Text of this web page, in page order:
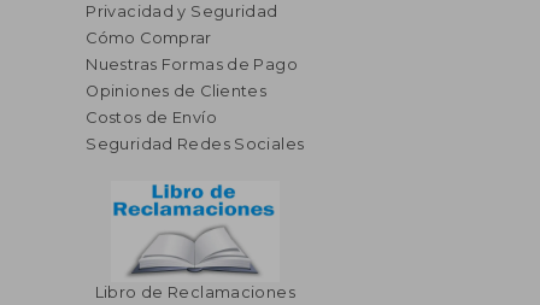
Privacidad y Seguridad
Cómo Comprar
Nuestras Formas de Pago
Opiniones de Clientes
Costos de Envío
Seguridad Redes Sociales
Libro de Reclamaciones